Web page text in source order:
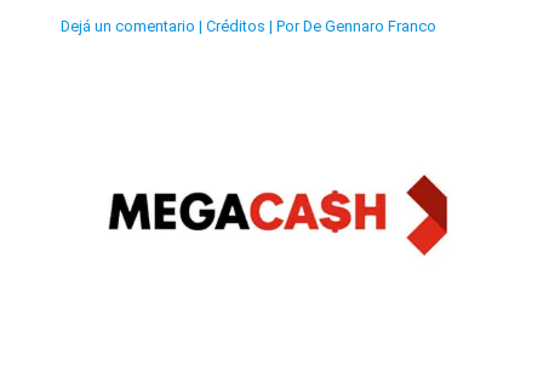
Dejá un comentario | Créditos | Por De Gennaro Franco